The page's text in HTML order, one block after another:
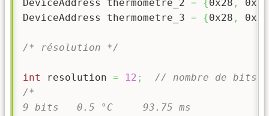
DeviceAddress thermometre_2 = { 0x28 ,
0xFF
DeviceAddress thermometre_3 = {0x28 , 0x3E
/* résolution */
int resolution = 12 ;
// nombre de bits
/*
9 bits   0.5 °C     93.75 ms